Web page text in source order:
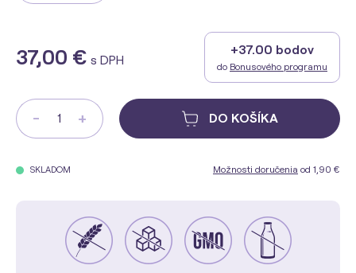
37,00 € s DPH
+37.00 bodov
do Bonusového programu
- + DO KOŠÍKA
SKLADOM Možnosti doručenia od 1,90 €